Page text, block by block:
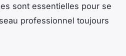
sont essentielles pour se
professionnel toujours